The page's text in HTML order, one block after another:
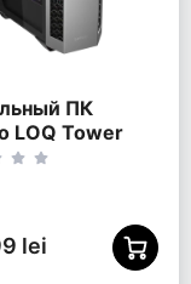
ПК
LOQ Tower
Башня, AMD
lei